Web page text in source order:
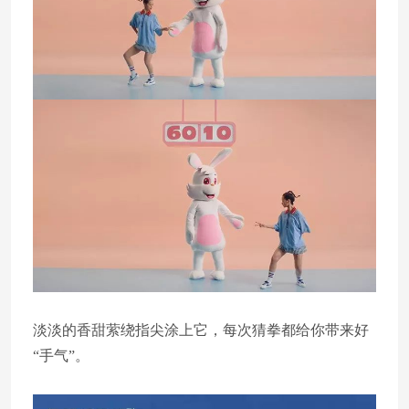
淡淡的香甜萦绕指尖涂上它，每次猜拳都给你带来好
“手气”。